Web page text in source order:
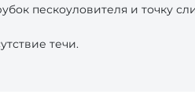
пескоуловителя и точку
течи.